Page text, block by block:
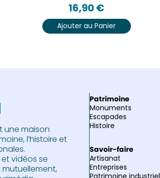
16,90€
Ajouter au Panier
une maison
l’histoire et
vidéos se
mutuellement,
Patrimoine
Monuments
Escapades
Histoire
Savoir-faire
Artisanat
Entreprises
Patrimoine industriel